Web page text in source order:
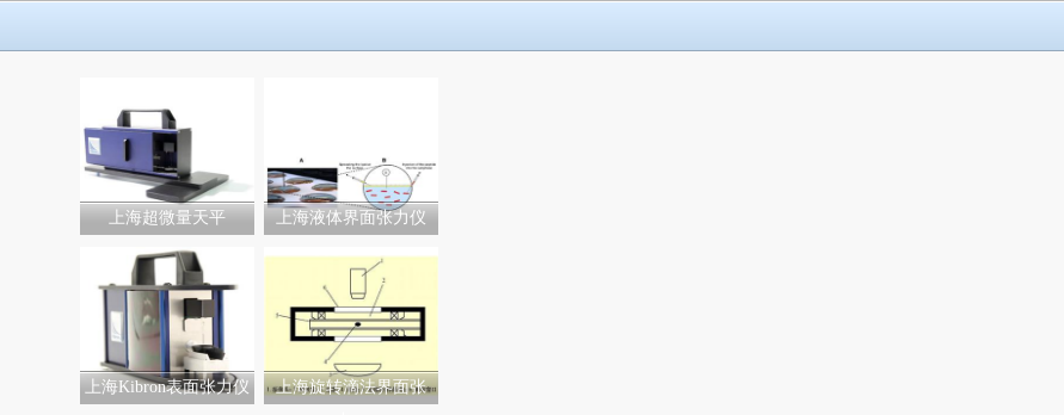
上海超微量天平 上海液体界面张力仪
上海Kibron表面张力仪
上海旋转滴法界面张